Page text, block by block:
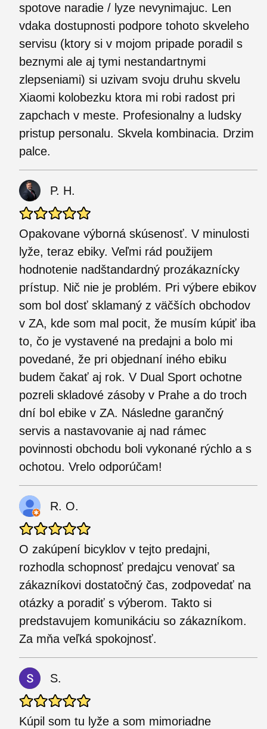
spotove naradie / lyze nevynimajuc. Len
vdaka dostupnosti podpore tohoto skveleho
servisu (ktory si v mojom pripade poradil s
beznymi ale aj tymi nestandartnymi
zlepseniami) si uzivam svoju druhu skvelu
Xiaomi kolobezku ktora mi robi radost pri
zapchach v meste. Profesionalny a ludsky
pristup personalu. Skvela kombinacia. Drzim
palce.
P. H.
Opakovane výborná skúsenosť. V minulosti
lyže, teraz ebiky. Veľmi rád použijem
hodnotenie nadštandardný prozákaznícky
prístup. Nič nie je problém. Pri výbere ebikov
som bol dosť sklamaný z väčších obchodov
v ZA, kde som mal pocit, že musím kúpiť iba
to, čo je vystavené na predajni a bolo mi
povedané, že pri objednaní iného ebiku
budem čakať aj rok. V Dual Sport ochotne
pozreli skladové zásoby v Prahe a do troch
dní bol ebike v ZA. Následne garančný
servis a nastavovanie aj nad rámec
povinnosti obchodu boli vykonané rýchlo a s
ochotou. Vrelo odporúčam!
R. O.
O zakúpení bicyklov v tejto predajni,
rozhodla schopnosť predajcu venovať sa
zákazníkovi dostatočný čas, zodpovedať na
otázky a poradiť s výberom. Takto si
predstavujem komunikáciu so zákazníkom.
Za mňa veľká spokojnosť.
S.
Kúpil som tu lyže a som mimoriadne